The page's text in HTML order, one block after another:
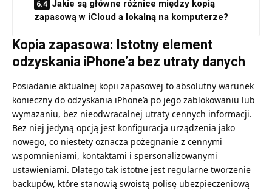
Jakie są główne różnice między kopią
zapasową w iCloud a lokalną na komputerze?
Kopia zapasowa: Istotny element
odzyskania iPhone’a bez utraty danych
Posiadanie aktualnej kopii zapasowej to absolutny warunek
konieczny do odzyskania iPhone’a po jego zablokowaniu lub
wymazaniu, bez nieodwracalnej utraty cennych informacji.
Bez niej jedyną opcją jest konfiguracja urządzenia jako
nowego, co niestety oznacza pożegnanie z cennymi
wspomnieniami, kontaktami i spersonalizowanymi
ustawieniami. Dlatego tak istotne jest regularne tworzenie
backupów, które stanowią swoistą polisę ubezpieczeniową